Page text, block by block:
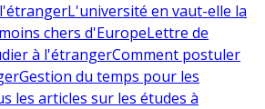
L'université en vaut-elle la
chers d'EuropeLettre de
à l'étrangerComment postuler
Gestion du temps pour les
les articles sur les études à